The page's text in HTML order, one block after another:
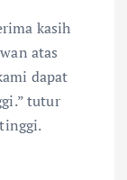
kasih
atas
dapat
tutur